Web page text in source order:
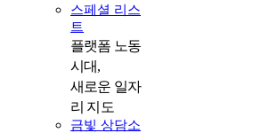
스페셜 리스
트
플랫폼 노동
시대,
새로운 일자
리 지도
금빛 상담소